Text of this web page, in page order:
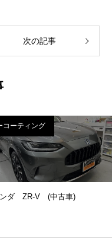
次の記事
コーティング
ダ ZR-V (中古車)